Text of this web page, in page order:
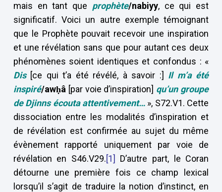
mais en tant que prophète/nabiyy, ce qui est
significatif. Voici un autre exemple témoignant
que le Prophète pouvait recevoir une inspiration
et une révélation sans que pour autant ces deux
phénomènes soient identiques et confondus : «
Dis[ce qui t’a été révélé, à savoir :] Il m’a été
inspiré/awḥâ [par voie d’inspiration] qu’un groupe
de Djinns écouta attentivement… », S72.V1. Cette
dissociation entre les modalités d’inspiration et
de révélation est confirmée au sujet du même
évènement rapporté uniquement par voie de
révélation en S46.V29.[1]
D’autre part, le Coran
détourne une première fois ce champ lexical
lorsqu’il s’agit de traduire la notion d’instinct, en